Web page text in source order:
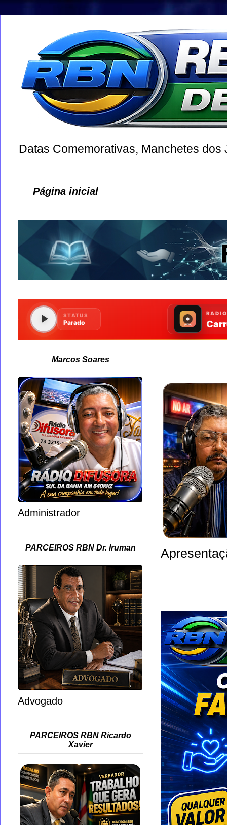
Datas Comemorativas, Manchetes
Página inicial
Marcos Soares
Administrador
PARCEIROS RBN Dr. Iruman
Advogado
PARCEIROS RBN Ricardo
Xavier